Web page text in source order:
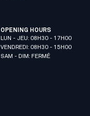
OPENING HOURS
LUN - JEU: 08H30 - 17H00
VENDREDI: 08H30 - 15H00
SAM - DIM: FERMÉ